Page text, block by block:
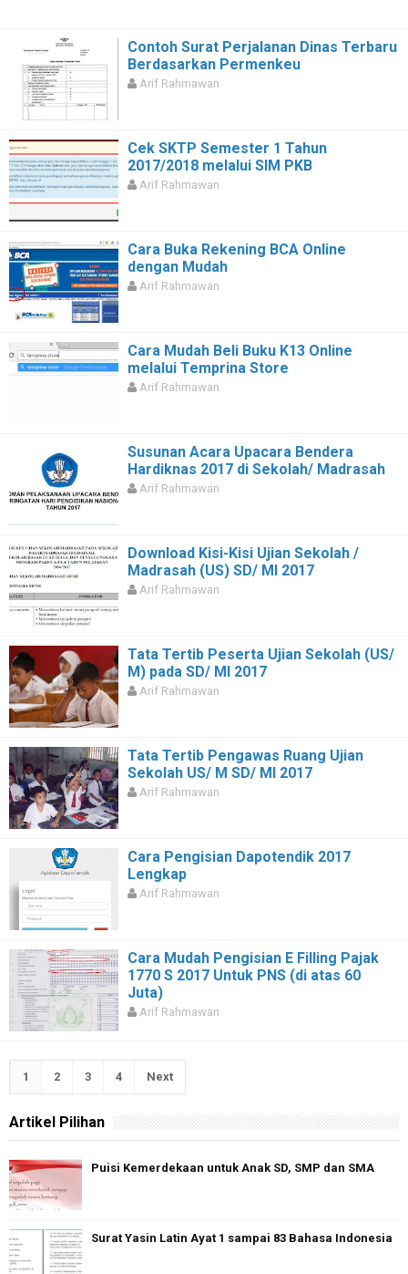
Contoh Surat Perjalanan Dinas Terbaru
Berdasarkan Permenkeu
Arif Rahmawan
Cek SKTP Semester 1 Tahun
2017/2018 melalui SIM PKB
Arif Rahmawan
Cara Buka Rekening BCA Online
dengan Mudah
Arif Rahmawan
Cara Mudah Beli Buku K13 Online
melalui Temprina Store
Arif Rahmawan
Susunan Acara Upacara Bendera
Hardiknas 2017 di Sekolah/ Madrasah
Arif Rahmawan
Download Kisi-Kisi Ujian Sekolah /
Madrasah (US) SD/ MI 2017
Arif Rahmawan
Tata Tertib Peserta Ujian Sekolah (US/
M) pada SD/ MI 2017
Arif Rahmawan
Tata Tertib Pengawas Ruang Ujian
Sekolah US/ M SD/ MI 2017
Arif Rahmawan
Cara Pengisian Dapotendik 2017
Lengkap
Arif Rahmawan
Cara Mudah Pengisian E Filling Pajak
1770 S 2017 Untuk PNS (di atas 60
Juta)
Arif Rahmawan
1 2 3 4 Next
Artikel Pilihan
Puisi Kemerdekaan untuk Anak SD, SMP dan SMA
Surat Yasin Latin Ayat 1 sampai 83 Bahasa Indonesia